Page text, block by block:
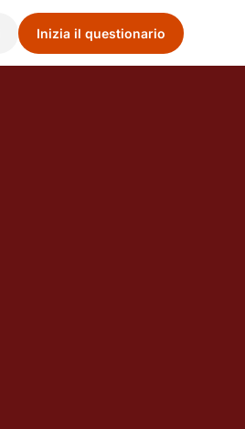
Inizia il questionario